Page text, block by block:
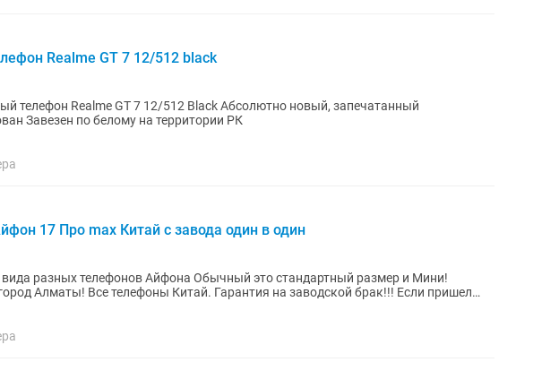
Realme GT 7 12/512 black
Абсолютно новый, запечатанный
Верифицирован Завезен по белому на территории РК
17 Про max Китай с завода один в один
вида разных телефонов Айфона Обычный это стандартный размер и Мини!
Все телефоны Китай. Гарантия на заводской брак!!! Если пришел